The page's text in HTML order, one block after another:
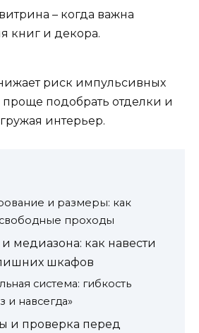
– когда важна
книг и декора.
риск импульсивных
подобрать отделки и
интерьер.
и размеры: как
свободные проходы
медиазона: как навести
шкафов
система: гибкость
и навсегда»
и проверка перед